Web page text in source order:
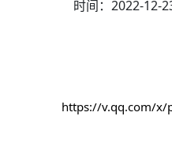
时间：2022-12-
https://v.qq.com/x/